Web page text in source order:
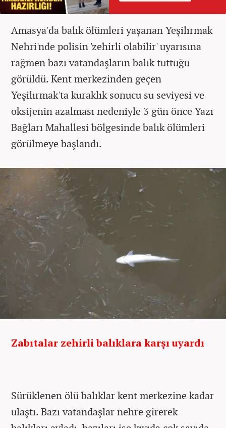
Amasya'da balık ölümleri yaşanan Yeşilırmak
Nehri'nde polisin 'zehirli olabilir' uyarısına
rağmen bazı vatandaşların balık tuttuğu
görüldü. Kent merkezinden geçen
Yeşilırmak'ta kuraklık sonucu su seviyesi ve
oksijenin azalması nedeniyle 3 gün önce Yazı
Bağları Mahallesi bölgesinde balık ölümleri
görülmeye başlandı.
Zabıtalar zehirli balıklara karşı uyardı
Sürüklenen ölü balıklar kent merkezine kadar
ulaştı. Bazı vatandaşlar nehre girerek